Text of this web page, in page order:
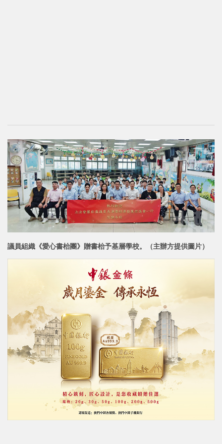
議員組織《愛心書枱團》贈書枱予基層學校。（主辦方提供圖片）